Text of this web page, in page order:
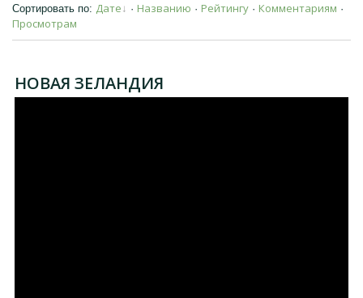
Сортировать по: Дате · Названию · Рейтингу · Комментариям ·
Просмотрам
НОВАЯ ЗЕЛАНДИЯ